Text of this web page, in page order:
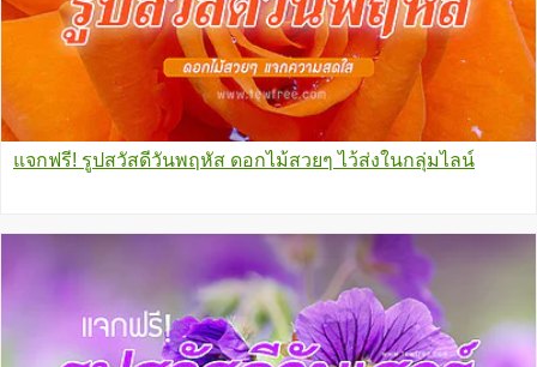
แจกฟรี! รูปสวัสดีวันพฤหัส ดอกไม้สวยๆ ไว้ส่งในกลุ่มไลน์